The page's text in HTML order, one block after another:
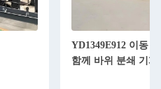
YD1349E912 이동
함께 바위 분쇄 기계